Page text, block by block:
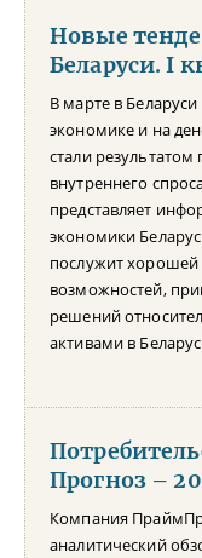
Новые
Беларуси. I
В марте в
экономике и на
стали
внутреннего
представляет
экономики
послужит хорошей
возможностей,
решений
активами в
Прогноз –
Компания
аналитический